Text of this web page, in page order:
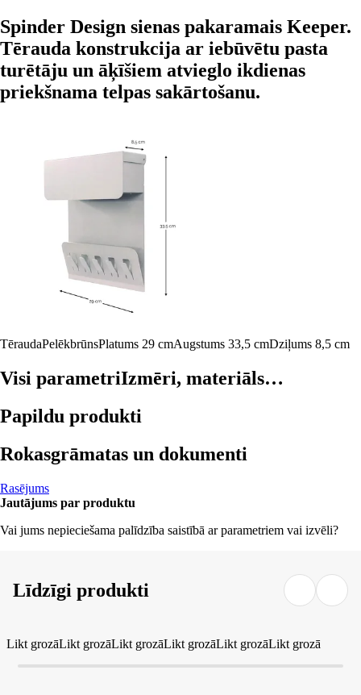
Spinder Design sienas pakaramais Keeper.
Tērauda konstrukcija ar iebūvētu pasta
turētāju un āķīšiem atvieglo ikdienas
priekšnama telpas sakārtošanu.
TēraudaPelēkbrūnsPlatums 29 cmAugstums 33,5 cmDziļums 8,5 cm
Visi parametriIzmēri, materiāls…
Papildu produkti
Rokasgrāmatas un dokumenti
Rasējums
Jautājums par produktu
Vai jums nepieciešama palīdzība saistībā ar parametriem vai izvēli?
Līdzīgi produkti
Likt grozāLikt grozāLikt grozāLikt grozāLikt grozāLikt grozā